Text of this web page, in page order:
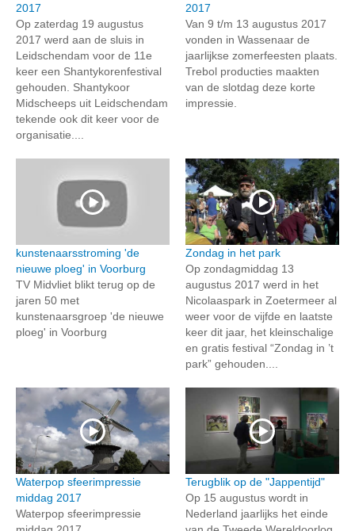
2017
Op zaterdag 19 augustus
2017 werd aan de sluis in
Leidschendam voor de 11e
keer een Shantykorenfestival
gehouden. Shantykoor
Midscheeps uit Leidschendam
tekende ook dit keer voor de
organisatie....
2017
Van 9 t/m 13 augustus 2017
vonden in Wassenaar de
jaarlijkse zomerfeesten plaats.
Trebol producties maakten
van de slotdag deze korte
impressie.
kunstenaarsstroming 'de
nieuwe ploeg' in Voorburg
TV Midvliet blikt terug op de
jaren 50 met
kunstenaarsgroep 'de nieuwe
ploeg' in Voorburg
Zondag in het park
Op zondagmiddag 13
augustus 2017 werd in het
Nicolaaspark in Zoetermeer al
weer voor de vijfde en laatste
keer dit jaar, het kleinschalige
en gratis festival “Zondag in ’t
park” gehouden....
Waterpop sfeerimpressie
middag 2017
Waterpop sfeerimpressie
Terugblik op de "Jappentijd"
Op 15 augustus wordt in
Nederland jaarlijks het einde